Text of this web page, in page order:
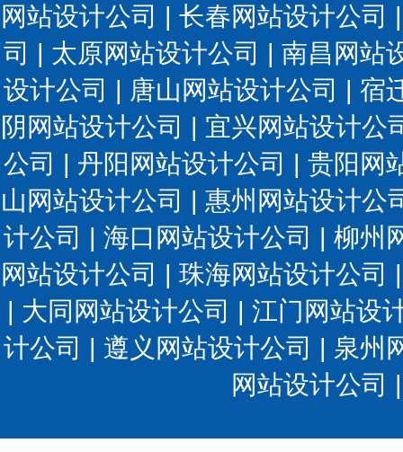
网站设计公司 | 长春网站设计公司
司 | 太原网站设计公司 | 南昌网站
设计公司 | 唐山网站设计公司 | 宿
阴网站设计公司 | 宜兴网站设计公
公司 | 丹阳网站设计公司 | 贵阳网
山网站设计公司 | 惠州网站设计公
计公司 | 海口网站设计公司 | 柳州
网站设计公司 | 珠海网站设计公司
| 大同网站设计公司 | 江门网站设
计公司 | 遵义网站设计公司 | 泉州
网站设计公司